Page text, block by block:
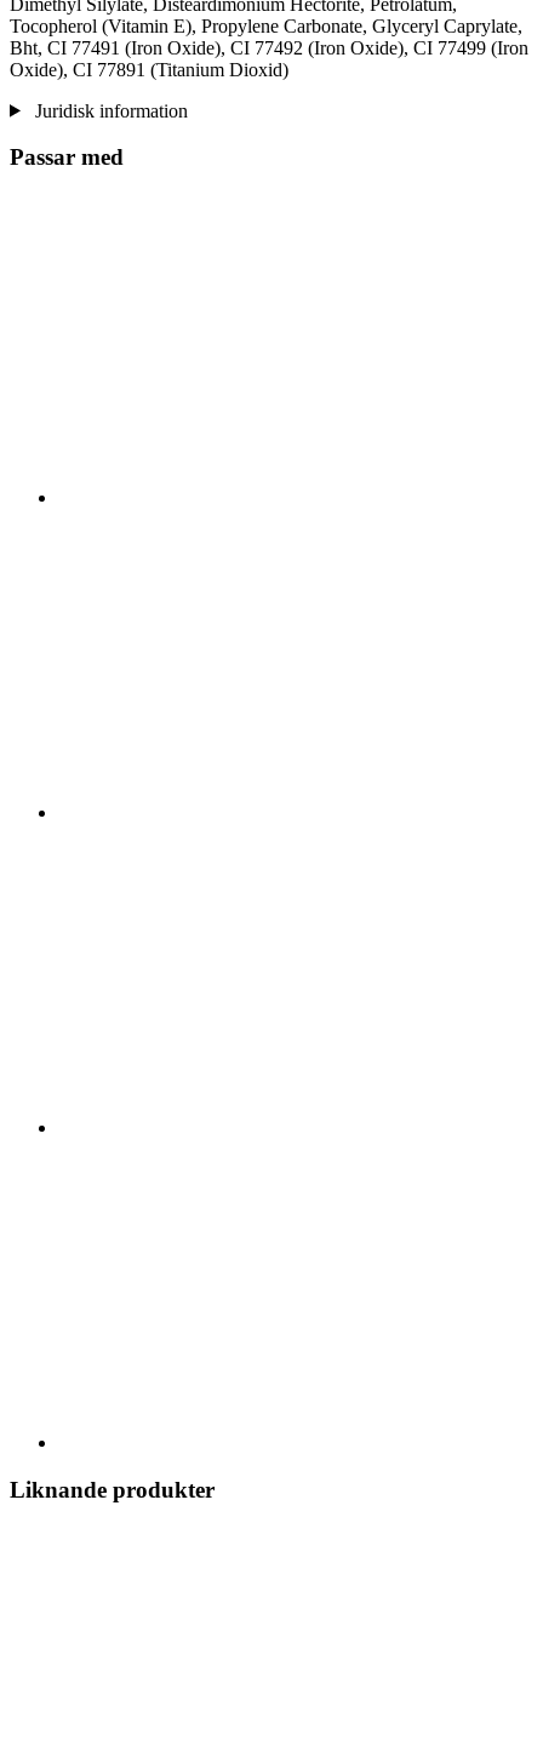
Tocopherol (Vitamin E), Propylene Carbonate, Glyceryl Caprylate,
Bht, CI 77491 (Iron Oxide), CI 77492 (Iron Oxide), CI 77499 (Iron
Oxide), CI 77891 (Titanium Dioxid)
Juridisk information
Passar med
Liknande produkter